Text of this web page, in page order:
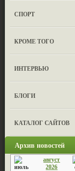
СПОРТ
КРОМЕ ТОГО
ИНТЕРВЬЮ
БЛОГИ
КАТАЛОГ САЙТОВ
Архив новостей
август
2026